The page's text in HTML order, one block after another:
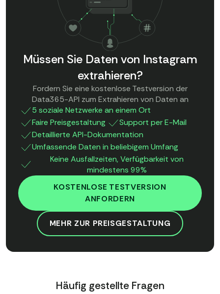
Müssen Sie Daten von Instagram
extrahieren?
Fordern Sie eine kostenlose Testversion der
Data365-API zum Extrahieren von Daten an
5 soziale Netzwerke an einem Ort
Faire Preisgestaltung
Support per E-Mail
Detaillierte API-Dokumentation
Umfassende Daten in beliebigem Umfang
Keine Ausfallzeiten, Verfügbarkeit von
mindestens 99%
KOSTENLOSE TESTVERSION
ANFORDERN
MEHR ZUR PREISGESTALTUNG
Häufig gestellte Fragen